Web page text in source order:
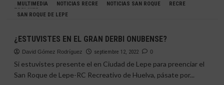
Leer másLeer
más
SANLUQUEÑO-
RECREATIVO
|
“OBJETIVO
ÚNICO,
MULTIMEDIA NOTICIAS RECRE NOTICIAS SAN ROQUE
RECRE
SAN ROQUE DE LEPE
¿ESTUVISTES EN EL GRAN DERBI ONUBENSE?
David Gómez Rodríguez septiembre 12, 2022 0
Si estuvistes presente el en Ciudad de Lepe para preenciar el
San Roque de Lepe-RC Recreativo de Huelva, pásate por...